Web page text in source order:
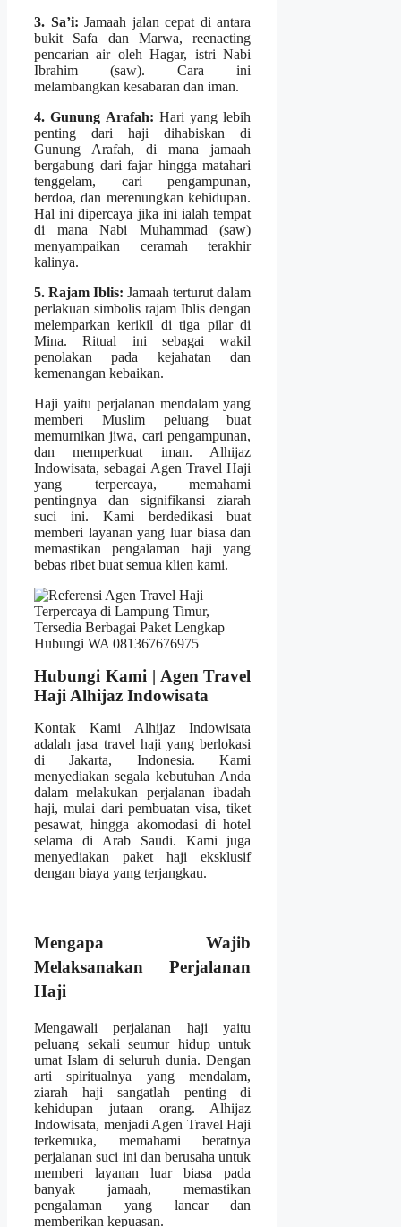
3. Sa’i: Jamaah jalan cepat di antara
bukit Safa dan Marwa, reenacting
pencarian air oleh Hagar, istri Nabi
Ibrahim (saw). Cara ini
melambangkan kesabaran dan iman.
4. Gunung Arafah: Hari yang lebih
penting dari haji dihabiskan di
Gunung Arafah, di mana jamaah
bergabung dari fajar hingga matahari
tenggelam, cari pengampunan,
berdoa, dan merenungkan kehidupan.
Hal ini dipercaya jika ini ialah tempat
di mana Nabi Muhammad (saw)
menyampaikan ceramah terakhir
kalinya.
5. Rajam Iblis: Jamaah terturut dalam
perlakuan simbolis rajam Iblis dengan
melemparkan kerikil di tiga pilar di
Mina. Ritual ini sebagai wakil
penolakan pada kejahatan dan
kemenangan kebaikan.
Haji yaitu perjalanan mendalam yang
memberi Muslim peluang buat
memurnikan jiwa, cari pengampunan,
dan memperkuat iman. Alhijaz
Indowisata, sebagai Agen Travel Haji
yang terpercaya, memahami
pentingnya dan signifikansi ziarah
suci ini. Kami berdedikasi buat
memberi layanan yang luar biasa dan
memastikan pengalaman haji yang
bebas ribet buat semua klien kami.
Hubungi Kami | Agen Travel
Haji Alhijaz Indowisata
Kontak Kami Alhijaz Indowisata
adalah jasa travel haji yang berlokasi
di Jakarta, Indonesia. Kami
menyediakan segala kebutuhan Anda
dalam melakukan perjalanan ibadah
haji, mulai dari pembuatan visa, tiket
pesawat, hingga akomodasi di hotel
selama di Arab Saudi. Kami juga
menyediakan paket haji eksklusif
dengan biaya yang terjangkau.
Mengapa Wajib
Melaksanakan Perjalanan
Haji
Mengawali perjalanan haji yaitu
peluang sekali seumur hidup untuk
umat Islam di seluruh dunia. Dengan
arti spiritualnya yang mendalam,
ziarah haji sangatlah penting di
kehidupan jutaan orang. Alhijaz
Indowisata, menjadi Agen Travel Haji
terkemuka, memahami beratnya
perjalanan suci ini dan berusaha untuk
memberi layanan luar biasa pada
banyak jamaah, memastikan
pengalaman yang lancar dan
memberikan kepuasan.